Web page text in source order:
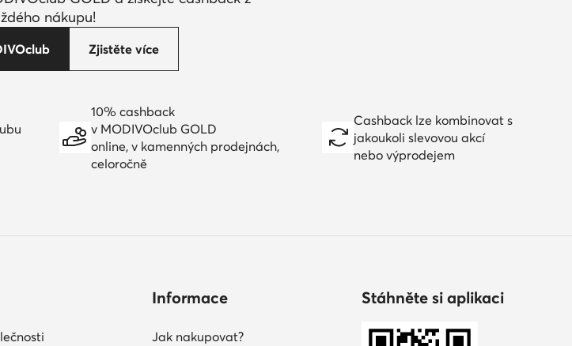
nákupu!
Zjistěte více
10% cashback
v MODIVOclub GOLD
online, v kamenných prodejnách,
celoročně
Cashback lze kombinovat s
jakoukoli slevovou akcí
nebo výprodejem
Informace
Jak nakupovat?
Stáhněte si aplikaci